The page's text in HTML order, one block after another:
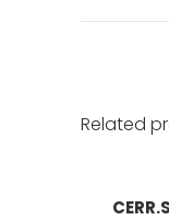
Related